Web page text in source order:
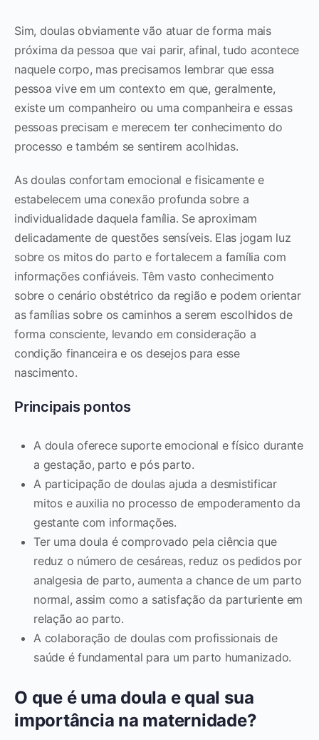
Sim, doulas obviamente vão atuar de forma mais
próxima da pessoa que vai parir, afinal, tudo acontece
naquele corpo, mas precisamos lembrar que essa
pessoa vive em um contexto em que, geralmente,
existe um companheiro ou uma companheira e essas
pessoas precisam e merecem ter conhecimento do
processo e também se sentirem acolhidas.
As doulas confortam emocional e fisicamente e
estabelecem uma conexão profunda sobre a
individualidade daquela família. Se aproximam
delicadamente de questões sensíveis. Elas jogam luz
sobre os mitos do parto e fortalecem a família com
informações confiáveis. Têm vasto conhecimento
sobre o cenário obstétrico da região e podem orientar
as famílias sobre os caminhos a serem escolhidos de
forma consciente, levando em consideração a
condição financeira e os desejos para esse
nascimento.
Principais pontos
A doula oferece suporte emocional e físico durante
a gestação, parto e pós parto.
A participação de doulas ajuda a desmistificar
mitos e auxilia no processo de empoderamento da
gestante com informações.
Ter uma doula é comprovado pela ciência que
reduz o número de cesáreas, reduz os pedidos por
analgesia de parto, aumenta a chance de um parto
normal, assim como a satisfação da parturiente em
relação ao parto.
A colaboração de doulas com profissionais de
saúde é fundamental para um parto humanizado.
O que é uma doula e qual sua
importância na maternidade?